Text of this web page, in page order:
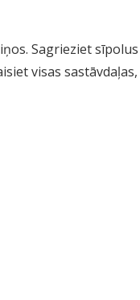
Sagrieziet
visas